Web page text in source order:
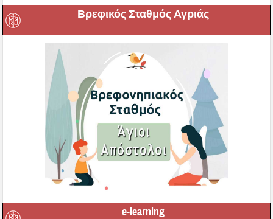
Βρεφικός Σταθμός Αγριάς
e-learning